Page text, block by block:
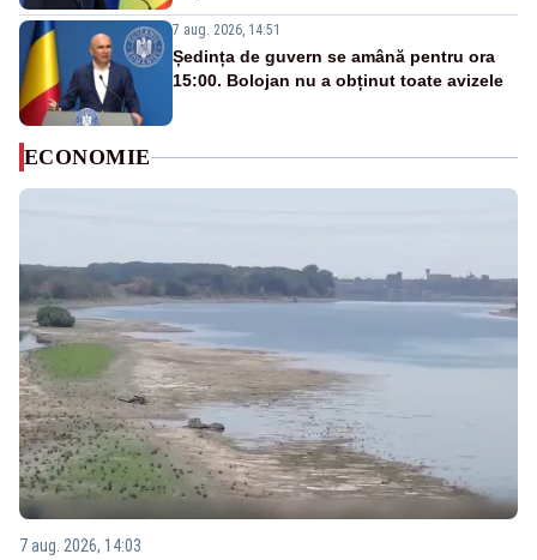
7 aug. 2026, 14:51
Ședința de guvern se amână pentru ora
15:00. Bolojan nu a obținut toate avizele
ECONOMIE
7 aug. 2026, 14:03